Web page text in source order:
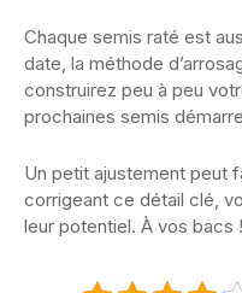
Chaque semis raté est
date, la méthode
construirez peu à peu
prochaines semis
Un petit ajustement peut
corrigeant ce détail clé,
leur potentiel. À vos bacs !